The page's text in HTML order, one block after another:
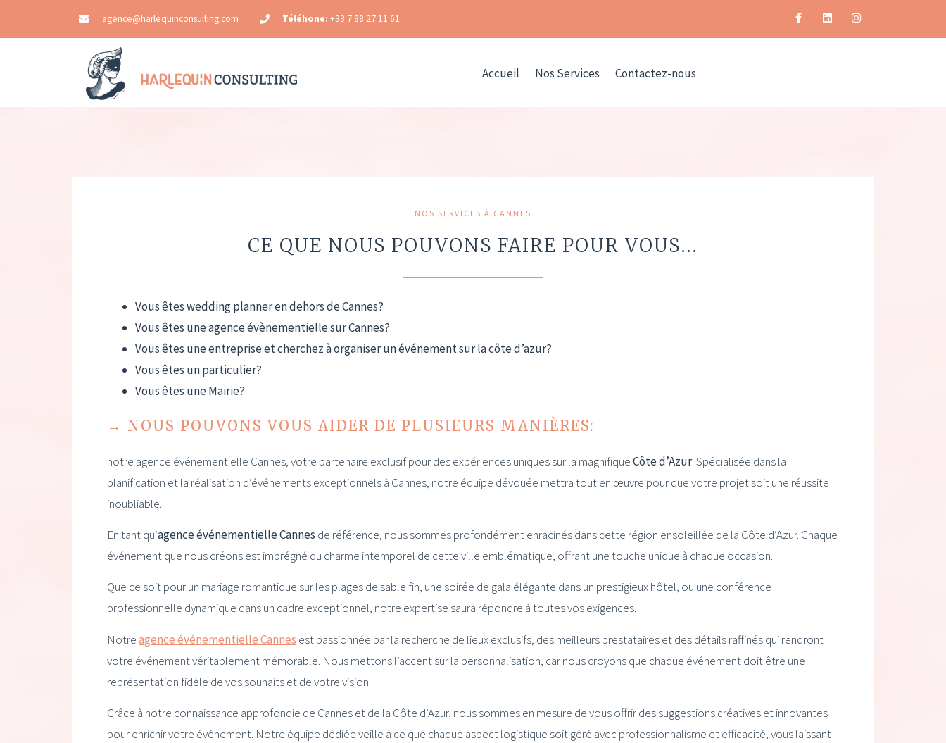
agence@harlequinconsulting.com Téléhone: +33 7 88 27 11 61
Accueil Nos Services Contactez-nous
NOS SERVICES À CANNES
CE QUE NOUS POUVONS FAIRE POUR VOUS...
Vous êtes wedding planner en dehors de Cannes?
Vous êtes une agence évènementielle sur Cannes?
Vous êtes une entreprise et cherchez à organiser un événement sur la côte d’azur?
Vous êtes un particulier?
Vous êtes une Mairie?
→ NOUS POUVONS VOUS AIDER DE PLUSIEURS MANIÈRES:
notre agence événementielle Cannes, votre partenaire exclusif pour des expériences uniques sur la magnifiqueCôte d’Azur. Spécialisée dans la
planification et la réalisation d’événements exceptionnels à Cannes, notre équipe dévouée mettra tout en œuvre pour que votre projet soit une réussite
inoubliable.
En tant qu’agence événementielle Cannes de référence, nous sommes profondément enracinés dans cette région ensoleillée de la Côte d’Azur. Chaque
événement que nous créons est imprégné du charme intemporel de cette ville emblématique, offrant une touche unique à chaque occasion.
Que ce soit pour un mariage romantique sur les plages de sable fin, une soirée de gala élégante dans un prestigieux hôtel, ou une conférence
professionnelle dynamique dans un cadre exceptionnel, notre expertise saura répondre à toutes vos exigences.
Notreagence événementielle Cannes est passionnée par la recherche de lieux exclusifs, des meilleurs prestataires et des détails raffinés qui rendront
votre événement véritablement mémorable. Nous mettons l’accent sur la personnalisation, car nous croyons que chaque événement doit être une
représentation fidèle de vos souhaits et de votre vision.
Grâce à notre connaissance approfondie de Cannes et de la Côte d’Azur, nous sommes en mesure de vous offrir des suggestions créatives et innovantes
pour enrichir votre événement. Notre équipe dédiée veille à ce que chaque aspect logistique soit géré avec professionnalisme et efficacité, vous laissant